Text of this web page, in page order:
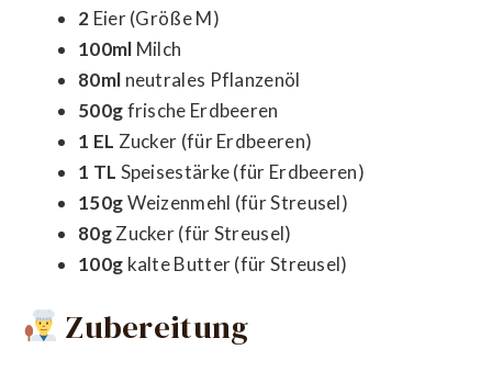
2 Eier (Größe M)
100ml Milch
80ml neutrales Pflanzenöl
500gfrische Erdbeeren
1 EL Zucker (für Erdbeeren)
1 TL Speisestärke (für Erdbeeren)
150gWeizenmehl (für Streusel)
80gZucker (für Streusel)
100g kalte Butter (für Streusel)
Zubereitung